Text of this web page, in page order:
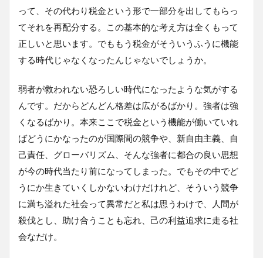
って、その代わり税金という形で一部分を出してもらっ
てそれを再配分する。この基本的な考え方は全くもって
正しいと思います。でももう税金がそういうふうに機能
する時代じゃなくなったんじゃないでしょうか。
弱者が救われない恐ろしい時代になったような気がする
んです。だからどんどん格差は広がるばかり。強者は強
くなるばかり。本来ここで税金という機能が働いていれ
ばどうにかなったのが国際間の競争や、新自由主義、自
己責任、グローバリズム、そんな強者に都合の良い思想
が今の時代当たり前になってしまった。でもその中でど
うにか生きていくしかないわけだけれど、そういう競争
に満ち溢れた社会って異常だと私は思うわけで、人間が
殺伐とし、助け合うことも忘れ、己の利益追求に走る社
会なだけ。